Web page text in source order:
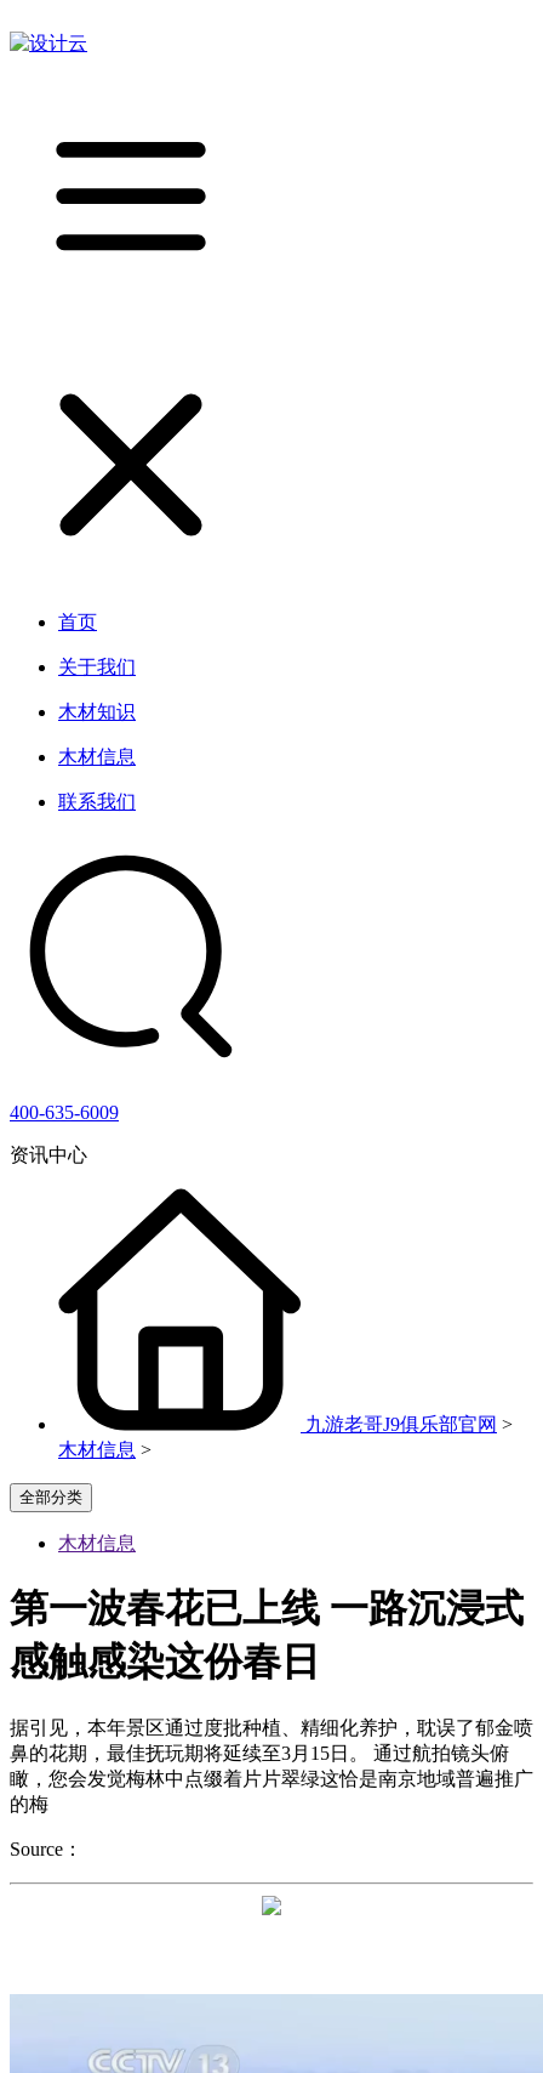
首页
关于我们
木材知识
木材信息
联系我们
400-635-6009
资讯中心
九游老哥J9俱乐部官网 >
木材信息 >
全部分类
木材信息
第一波春花已上线 一路沉浸式
感触感染这份春日
据引见，本年景区通过度批种植、精细化养护，耽误了郁金喷
鼻的花期，最佳抚玩期将延续至3月15日。 通过航拍镜头俯
瞰，您会发觉梅林中点缀着片片翠绿这恰是南京地域普遍推广
的梅
Source：